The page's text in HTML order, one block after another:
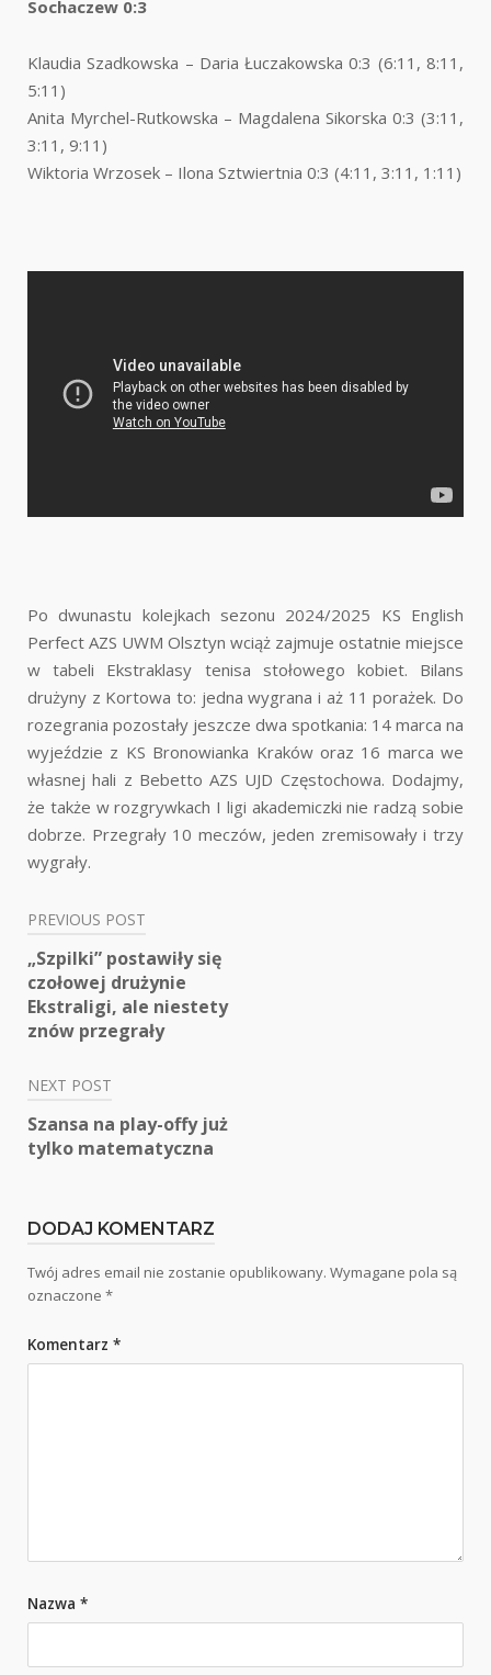
Sochaczew 0:3
Klaudia Szadkowska – Daria Łuczakowska 0:3 (6:11, 8:11,
5:11)
Anita Myrchel-Rutkowska – Magdalena Sikorska 0:3 (3:11,
3:11, 9:11)
Wiktoria Wrzosek – Ilona Sztwiertnia 0:3 (4:11, 3:11, 1:11)
Po dwunastu kolejkach sezonu 2024/2025 KS English
Perfect AZS UWM Olsztyn wciąż zajmuje ostatnie miejsce
w tabeli Ekstraklasy tenisa stołowego kobiet. Bilans
drużyny z Kortowa to: jedna wygrana i aż 11 porażek. Do
rozegrania pozostały jeszcze dwa spotkania: 14 marca na
wyjeździe z KS Bronowianka Kraków oraz 16 marca we
własnej hali z Bebetto AZS UJD Częstochowa. Dodajmy,
że także w rozgrywkach I ligi akademiczki nie radzą sobie
dobrze. Przegrały 10 meczów, jeden zremisowały i trzy
wygrały.
Nawigacja
wpisu
PREVIOUS POST
„Szpilki” postawiły się
czołowej drużynie
Ekstraligi, ale niestety
znów przegrały
NEXT POST
Szansa na play-offy już
tylko matematyczna
DODAJ KOMENTARZ
Twój adres email nie zostanie opublikowany. Wymagane pola są
oznaczone *
Komentarz *
Nazwa *